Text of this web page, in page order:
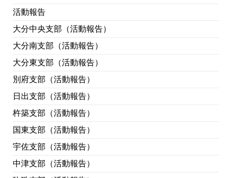
活動報告
大分中央支部（活動報告）
大分南支部（活動報告）
大分東支部（活動報告）
別府支部（活動報告）
日出支部（活動報告）
杵築支部（活動報告）
国東支部（活動報告）
宇佐支部（活動報告）
中津支部（活動報告）